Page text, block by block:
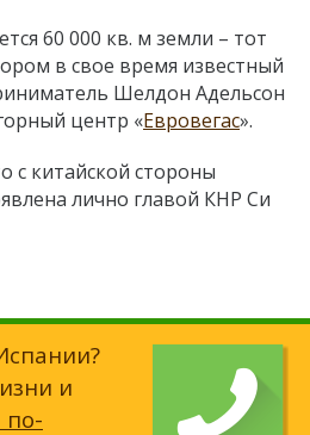
60 000 кв. м земли – тот
в свое время известный
Шелдон Адельсон
центр «Евровегас».
с китайской стороны
лично главой КНР Си
и
по-